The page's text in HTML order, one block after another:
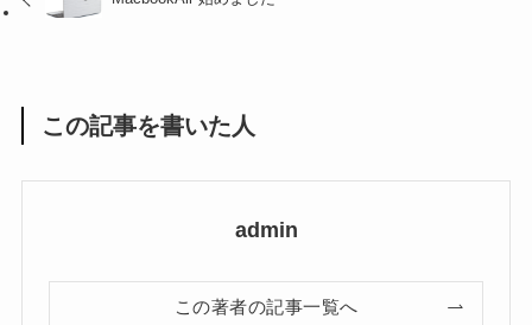
この記事を書いた人
admin
この著者の記事一覧へ